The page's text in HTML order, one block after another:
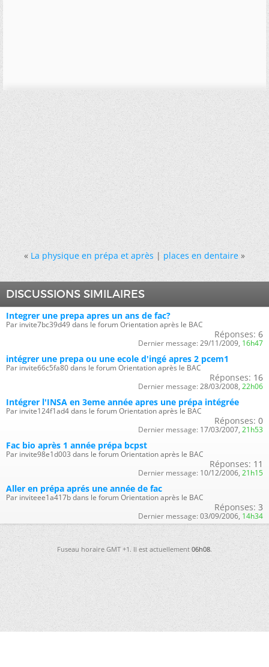
« La physique en prépa et après|places en dentaire »
DISCUSSIONS SIMILAIRES
Integrer une prepa apres un ans de fac?
Par invite7bc39d49 dans le forum Orientation après le BAC
Réponses: 6
Dernier message: 29/11/2009, 16h47
intégrer une prepa ou une ecole d'ingé apres 2 pcem1
Par invite66c5fa80 dans le forum Orientation après le BAC
Réponses: 16
Dernier message: 28/03/2008, 22h06
Intégrer l'INSA en 3eme année apres une prépa intégrée
Par invite124f1ad4 dans le forum Orientation après le BAC
Réponses: 0
Dernier message: 17/03/2007, 21h53
Fac bio après 1 année prépa bcpst
Par invite98e1d003 dans le forum Orientation après le BAC
Réponses: 11
Dernier message: 10/12/2006, 21h15
Aller en prépa aprés une année de fac
Par inviteee1a417b dans le forum Orientation après le BAC
Réponses: 3
Dernier message: 03/09/2006, 14h34
Fuseau horaire GMT +1. Il est actuellement06h08.